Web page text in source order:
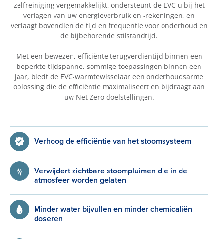
zelfreiniging vergemakkelijkt, ondersteunt de EVC u bij het
verlagen van uw energieverbruik en -rekeningen, en
verlaagt bovendien de tijd en frequentie voor onderhoud en
de bijbehorende stilstandtijd.
Met een bewezen, efficiënte terugverdientijd binnen een
beperkte tijdspanne, sommige toepassingen binnen een
jaar, biedt de EVC-warmtewisselaar een onderhoudsarme
oplossing die de efficiëntie maximaliseert en bijdraagt aan
uw Net Zero doelstellingen.
Verhoog de efficiëntie van het stoomsysteem
Verwijdert zichtbare stoompluimen die in de
atmosfeer worden gelaten
Minder water bijvullen en minder chemicaliën
doseren